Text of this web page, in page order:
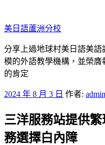
至
主
要
內
容
美日語蘆洲分校
分享上過地球村美日語美
模的外語教學機構，並榮
的肯定
發
於
2024 年 8 月 3 日 作者: admin
三洋服務站提供
務選擇白內障